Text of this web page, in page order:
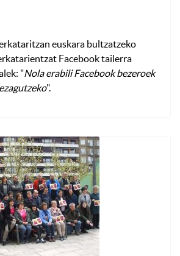
euskara bultzatzeko
Facebook tailerra
"Nola erabili Facebook bezeroek
".